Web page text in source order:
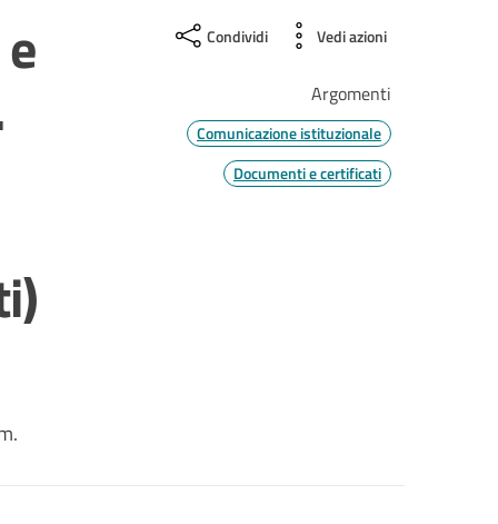
Condividi Vedi azioni
Argomenti
Comunicazione istituzionale
Documenti e certificati